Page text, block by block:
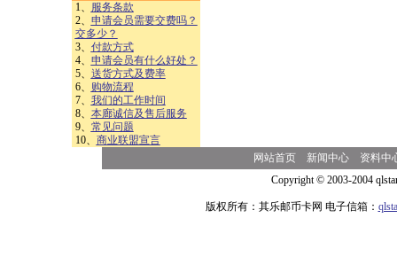
1、
服务条款
2、 申请会员需要交费吗？
交多少？
3、 付款方式
4、 申请会员有什么好处？
5、 送货方式及费率
6、
购物流程
7、 我们的工作时间
8、 本廊诚信及售后服务
9、 常见问题
10、 商业联盟宣言
网站首页 新闻中心
资料中
Copyright © 2003-2004
版权所有：其乐邮币卡网 电子信箱：